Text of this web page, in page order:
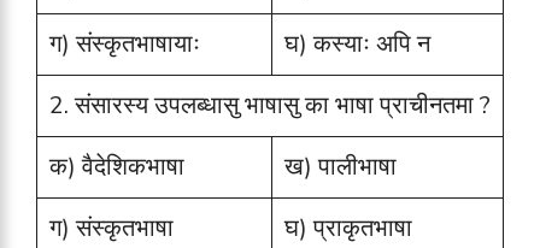
ग) संस्कृतभाषायाः
घ) कस्याः अपि न
2. संसारस्य उपलब्धासु भाषासु का भाषा प्राचीनतमा ?
क) वैदेशिकभाषा
ख) पालीभाषा
ग) संस्कृतभाषा
घ) प्राकृतभाषा